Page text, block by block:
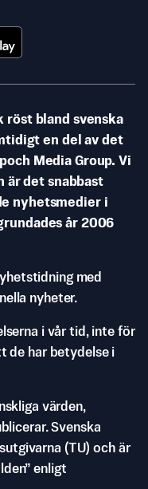
röst bland svenska
en del av det
Media Group. Vi
är det snabbast
nyhetsmedier i
år 2006
med
nyheter.
i vår tid, inte för
de har betydelse i
värden,
Svenska
(TU) och är
enligt